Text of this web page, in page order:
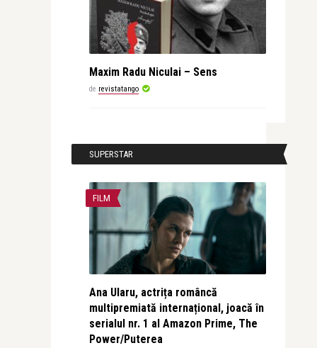
Maxim Radu Niculai – Sens
de revistatango
SUPERSTAR
FILM
Ana Ularu, actrița româncă
multipremiată internațional, joacă în
serialul nr. 1 al Amazon Prime, The
Power/Puterea